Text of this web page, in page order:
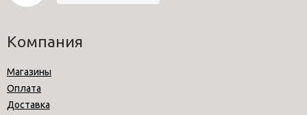
Компания
Магазины
Оплата
Доставка